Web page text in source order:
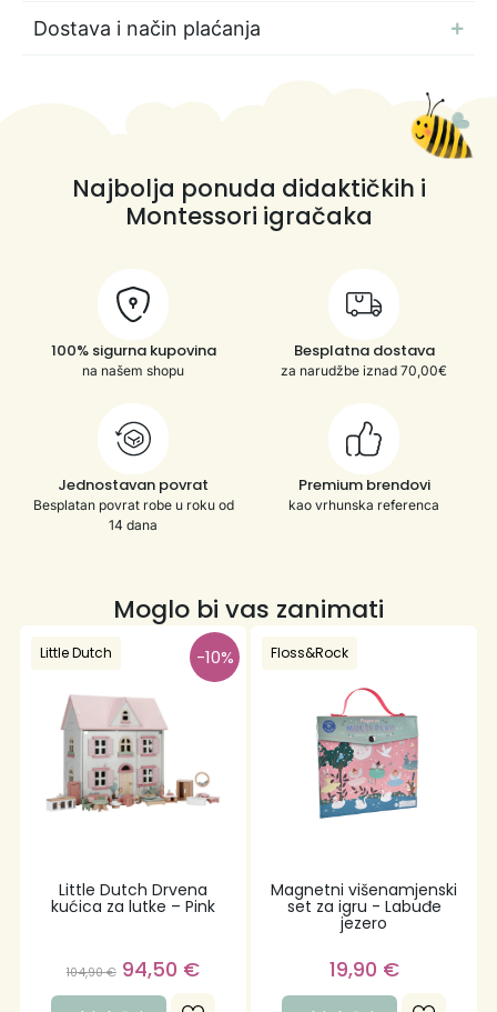
Dostava i način plaćanja
Najbolja ponuda didaktičkih i
Montessori igračaka
100% sigurna kupovina
na našem shopu
Besplatna dostava
za narudžbe iznad 70,00€
Jednostavan povrat
Besplatan povrat robe u roku od
14 dana
Premium brendovi
kao vrhunska referenca
Moglo bi vas zanimati
Little Dutch Drvena
kućica za lutke – Pink
Little Dutch
104,90€ 94,50 €
-10%
Magnetni višenamjenski
set za igru - Labuđe
jezero
Floss&Rock
19,90 €